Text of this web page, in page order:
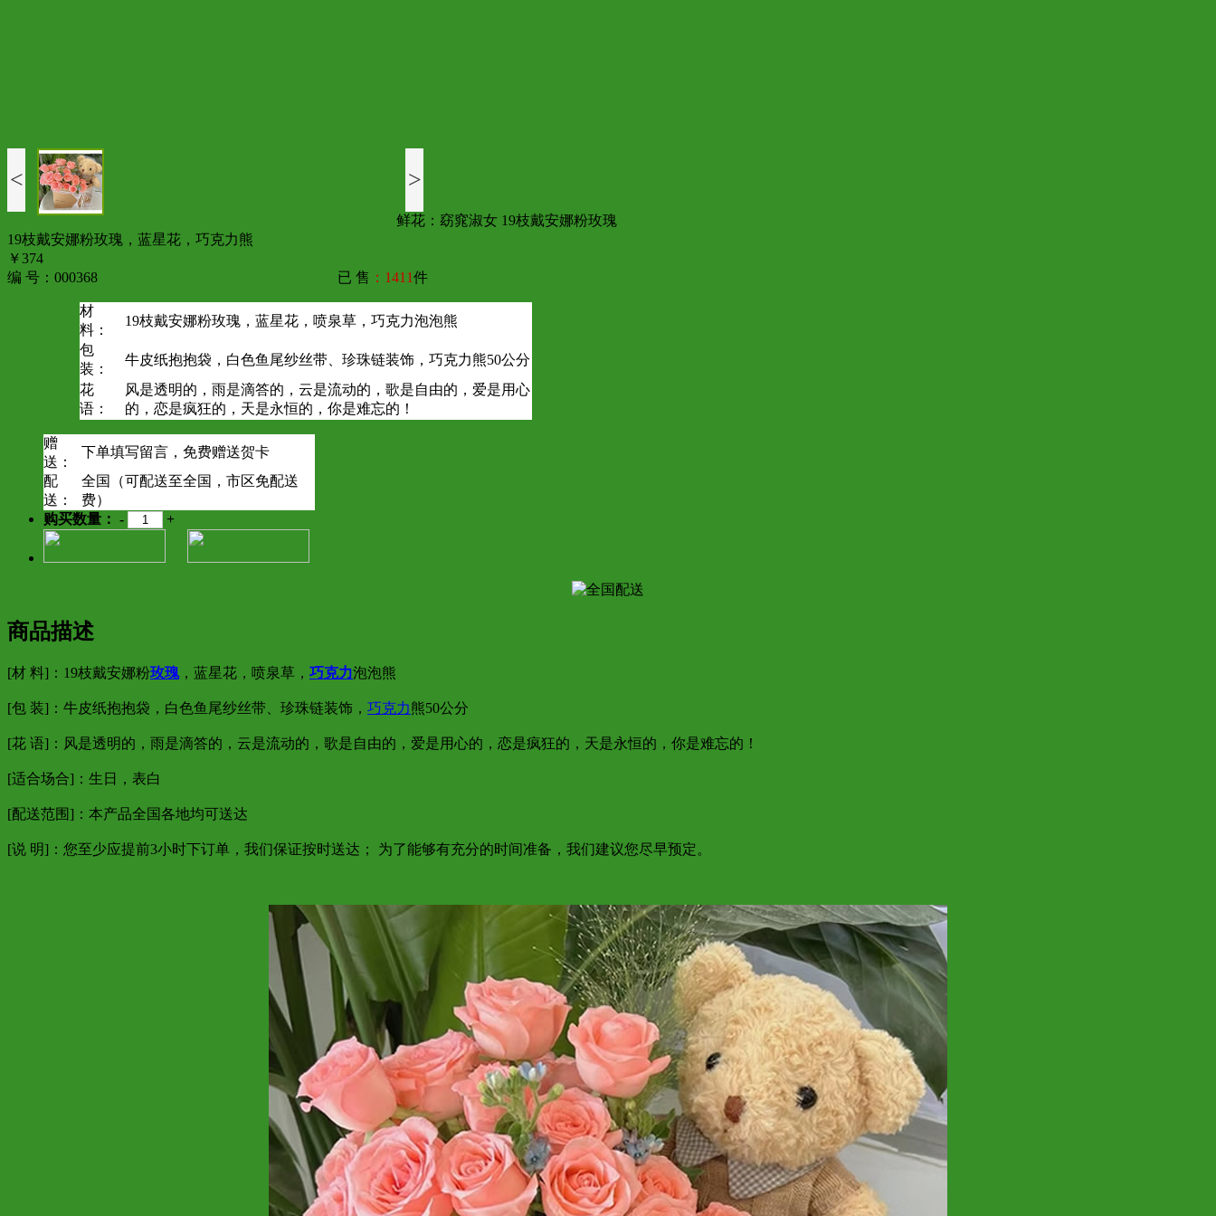
< >
鲜花：窈窕淑女 19枝戴安娜粉玫瑰
19枝戴安娜粉玫瑰，蓝星花，巧克力熊
￥374
编 号：000368
已 售 ：1411件
材
料：
19枝戴安娜粉玫瑰，蓝星花，喷泉草，巧克力泡泡熊
包
装：
牛皮纸抱抱袋，白色鱼尾纱丝带、珍珠链装饰，巧克力熊50公分
花
语：
风是透明的，雨是滴答的，云是流动的，歌是自由的，爱是用心
的，恋是疯狂的，天是永恒的，你是难忘的！
赠
送：
下单填写留言，免费赠送贺卡
配
送：
全国（可配送至全国，市区免配送
费）
购买数量： - +
商品描述
[材 料]：19枝戴安娜粉玫瑰，蓝星花，喷泉草， 巧克力泡泡熊
[包 装]：牛皮纸抱抱袋，白色鱼尾纱丝带、珍珠链装饰， 巧克力熊50公分
[花 语]：风是透明的，雨是滴答的，云是流动的，歌是自由的，爱是用心的，恋是疯狂的，天是永恒的，你是难忘的！
[适合场合]：生日，表白
[配送范围]：本产品全国各地均可送达
[说 明]：您至少应提前3小时下订单，我们保证按时送达； 为了能够有充分的时间准备，我们建议您尽早预定。